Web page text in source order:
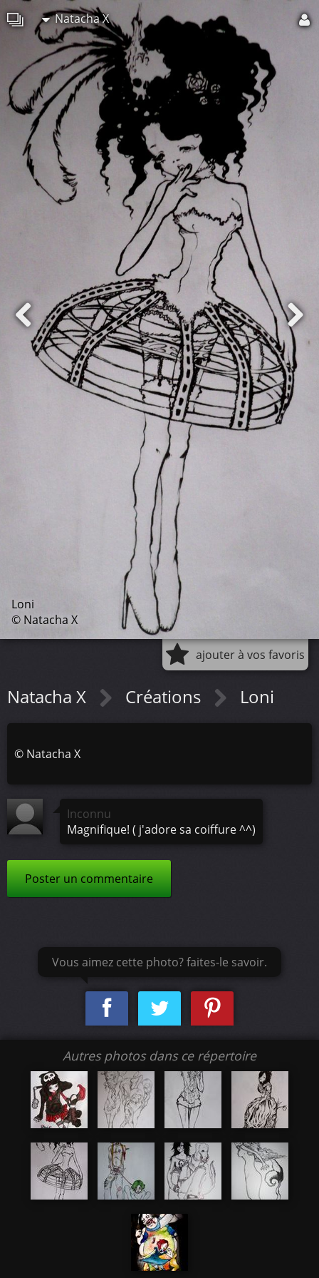
Natacha X
Loni
© Natacha X
ajouter à vos favoris
Natacha X Créations Loni
© Natacha X
Inconnu
Magnifique! ( j'adore sa coiffure ^^)
Poster un commentaire
Vous aimez cette photo? faites-le savoir.
Autres photos dans ce répertoire